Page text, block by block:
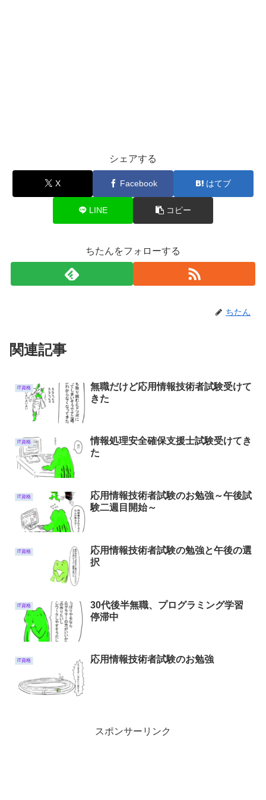
シェアする
X Facebook はてブ
LINE コピー
ちたんをフォローする
ちたん
関連記事
IT資格
無職だけど応用情報技術者試験受けて
きた
IT資格
情報処理安全確保支援士試験受けてき
た
IT資格
応用情報技術者試験のお勉強～午後試
験二週目開始～
IT資格
応用情報技術者試験の勉強と午後の選
択
IT資格
30代後半無職、プログラミング学習
停滞中
IT資格 応用情報技術者試験のお勉強
スポンサーリンク